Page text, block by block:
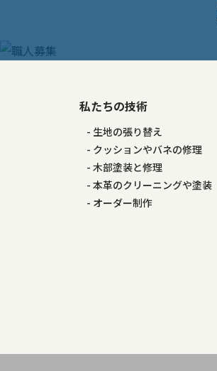
ゲ
ー
シ
私たちの技術
生地の張り替え
クッションやバネの修理
木部塗装と修理
本革のクリーニングや塗装
オーダー制作